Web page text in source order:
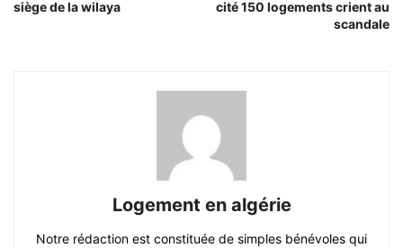
siège de la wilaya
cité 150 logements crient au
scandale
Logement en algérie
Notre rédaction est constituée de simples bénévoles qui